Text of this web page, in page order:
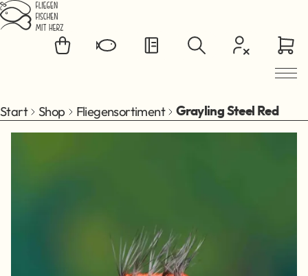
Zum Hauptinhalt springen
Start Shop Fliegensortiment Grayling Steel Red